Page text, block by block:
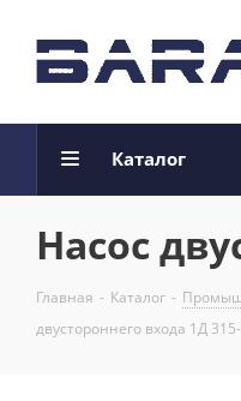
Каталог
Насос
Главная - Каталог -
двустороннего входа 1Д